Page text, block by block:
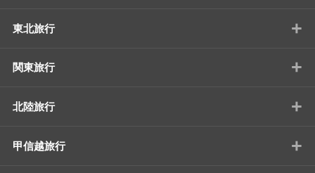
東北旅行 +
関東旅行 +
北陸旅行 +
甲信越旅行 +